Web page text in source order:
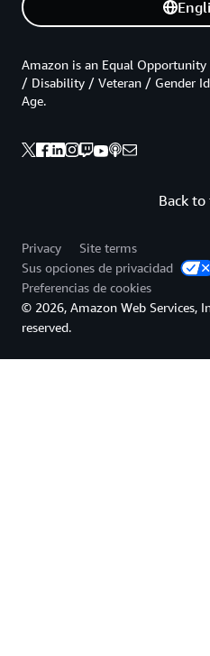
Back
Amazon is an Equal
/ Disability / Veteran / Gender
Age.
Privacy
Site terms
Sus opciones de privacidad
Preferencias de cookies
© 2026, Amazon Web Services,
reserved.